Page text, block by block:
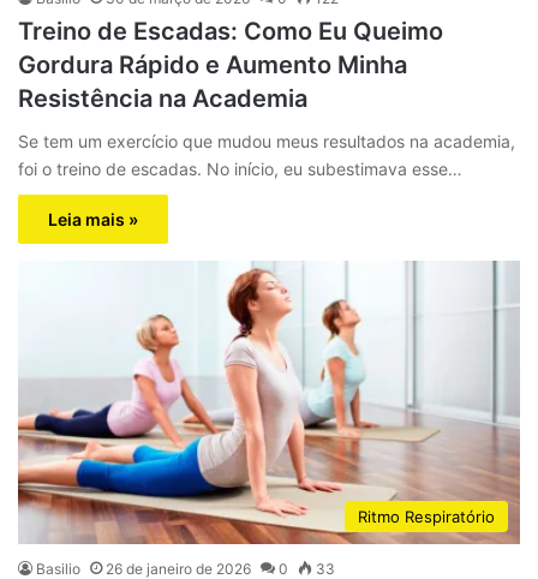
Treino de Escadas: Como Eu Queimo
Gordura Rápido e Aumento Minha
Resistência na Academia
Se tem um exercício que mudou meus resultados na academia,
foi o treino de escadas. No início, eu subestimava esse…
Leia mais »
Ritmo Respiratório
Basilio 26 de janeiro de 2026 0 33